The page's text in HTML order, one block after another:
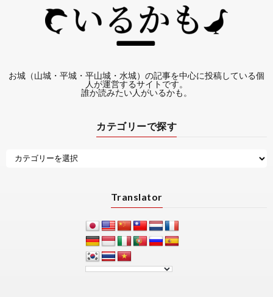
お城（山城・平城・平山城・水城）の記事を中心に投稿している個
人が運営するサイトです。
誰か読みたい人がいるかも。
カテゴリーで探す
Translator